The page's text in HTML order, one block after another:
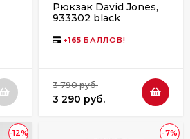
Рюкзак David Jones,
933302 black
+165 БАЛЛОВ!
3 790 руб.
3 290 руб.
-12% -7%